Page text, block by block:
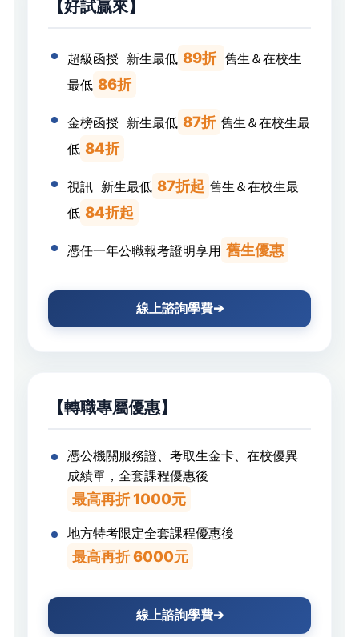
【好試贏來】
超級函授 新生最低 89折 舊生＆在校生
最低 86折
金榜函授 新生最低 87折 舊生＆在校生最
低 84折
視訊 新生最低 87折起 舊生＆在校生最
低 84折起
憑任一年公職報考證明享用 舊生優惠
線上諮詢學費➔
【轉職專屬優惠】
憑公機關服務證、考取生金卡、在校優異
成績單 ，全套課程優惠後
最高再折 1000元
地方特考限定全套課程優惠後
最高再折 6000元
線上諮詢學費➔